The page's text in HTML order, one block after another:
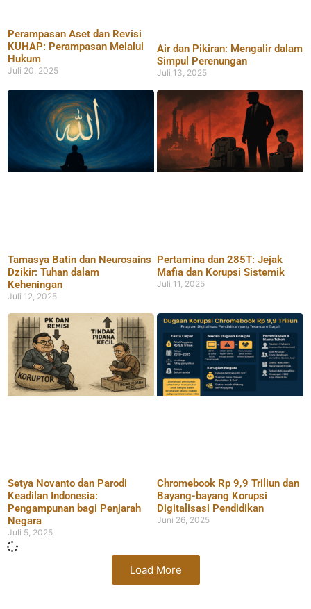
Perampasan Aset dan Revisi
KUHAP: Perampasan Melalui
Hukum
Juli 20, 2025
Air dan Pikiran: Mengalir dalam
Simpul Perenungan
Juli 13, 2025
Tamasya Batin dan Neurosains
Dzikir: Tuhan dalam
Keheningan
Juli 12, 2025
Pertamina dan 285T: Jejak
Mafia dan Korupsi Sistemik
Juli 11, 2025
Setya Novanto dan Parodi
Keadilan Indonesia:
Pengampunan bagi Penjarah
Negara
Juli 5, 2025
Chromebook Rp 9,9 Triliun dan
Bayang-bayang Korupsi
Digitalisasi Pendidikan
Juni 26, 2025
Load More